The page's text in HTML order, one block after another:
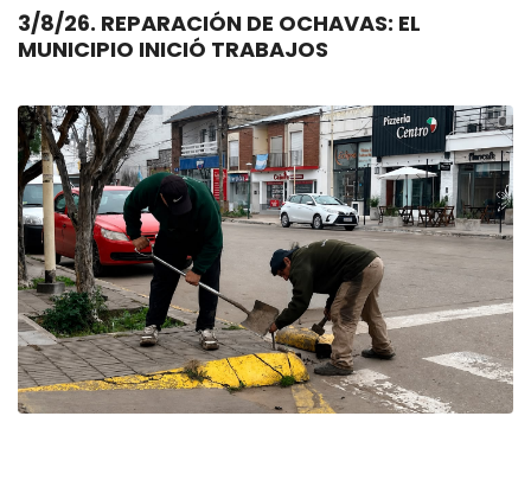
3/8/26. REPARACIÓN DE OCHAVAS: EL
MUNICIPIO INICIÓ TRABAJOS